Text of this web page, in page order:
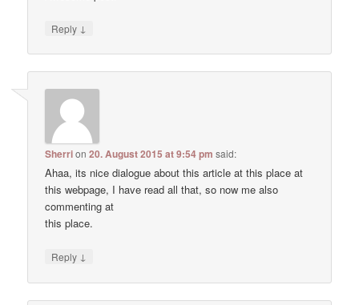
Reply ↓
Sherrion20. August 2015 at 9:54 pm said:
Ahaa, its nice dialogue about this article at this place at
this webpage, I have read all that, so now me also
commenting at
this place.
Reply ↓